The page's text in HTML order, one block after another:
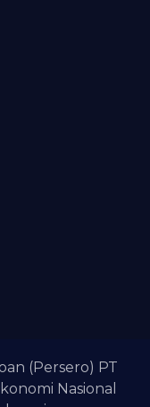
(Persero) PT
Nasional